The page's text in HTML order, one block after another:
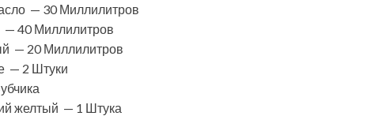
— 30 Миллилитров
40 Миллилитров
— 20 Миллилитров
— 2 Штуки
желтый — 1 Штука